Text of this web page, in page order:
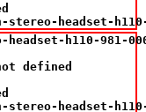
stereo-headset-
h110-981-
defined
stereo-headset-